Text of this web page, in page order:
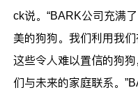
ck说。“BARK公司充满
美的狗狗。我们利用我
这些令人难以置信的狗
们与未来的家庭联系。